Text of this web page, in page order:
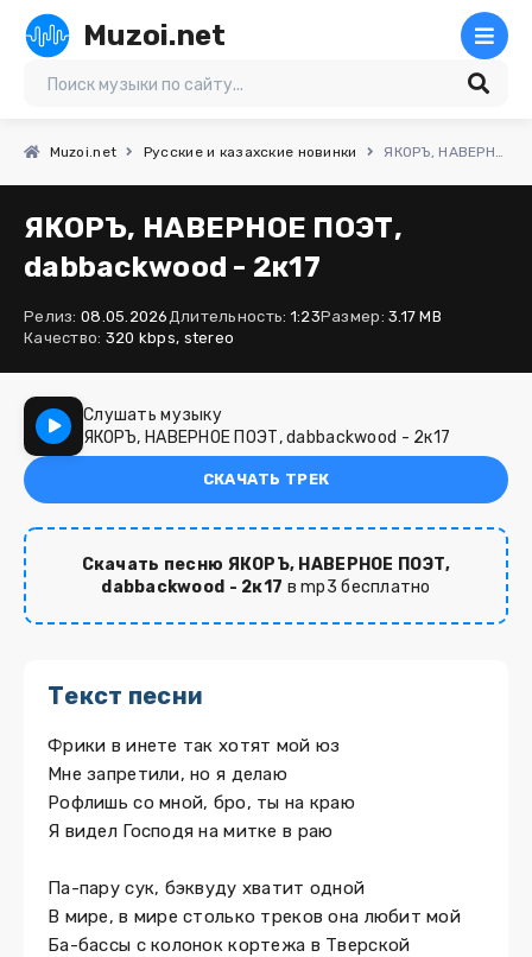
Muzoi.net
Muzoi.net Русские и казахские новинки ЯКОРЪ, НАВЕРНОЕ ПОЭТ, dabbackwood - 2к17
ЯКОРЪ, НАВЕРНОЕ ПОЭТ,
dabbackwood - 2к17
Релиз: 08.05.2026Длительность: 1:23Размер: 3.17 MB
Качество: 320 kbps, stereo
Слушать музыку
ЯКОРЪ, НАВЕРНОЕ ПОЭТ, dabbackwood - 2к17
СКАЧАТЬ ТРЕК
Скачать песню ЯКОРЪ, НАВЕРНОЕ ПОЭТ,
dabbackwood - 2к17 в mp3 бесплатно
Текст песни
Фрики в инете так хотят мой юз
Мне запретили, но я делаю
Рофлишь со мной, бро, ты на краю
Я видел Господя на митке в раю
Па-пару сук, бэквуду хватит одной
В мире, в мире столько треков она любит мой
Ба-бассы с колонок кортежа в Тверской